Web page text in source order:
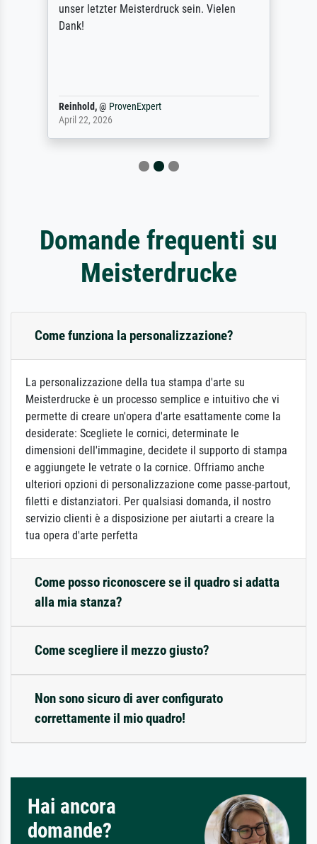
unser letzter Meisterdruck sein. Vielen
Dank!
Reinhold,@ ProvenExpert
April 22, 2026
Domande frequenti su
Meisterdrucke
Come funziona la personalizzazione?
La personalizzazione della tua stampa d'arte su
Meisterdrucke è un processo semplice e intuitivo che vi
permette di creare un'opera d'arte esattamente come la
desiderate: Scegliete le cornici, determinate le
dimensioni dell'immagine, decidete il supporto di stampa
e aggiungete le vetrate o la cornice. Offriamo anche
ulteriori opzioni di personalizzazione come passe-partout,
filetti e distanziatori. Per qualsiasi domanda, il nostro
servizio clienti è a disposizione per aiutarti a creare la
tua opera d'arte perfetta
Come posso riconoscere se il quadro si adatta
alla mia stanza?
Come scegliere il mezzo giusto?
Non sono sicuro di aver configurato
correttamente il mio quadro!
Hai ancora
domande?